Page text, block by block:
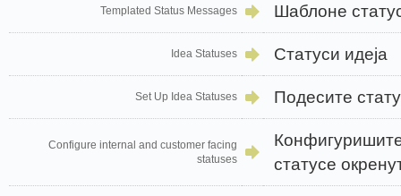
Templated Status Messages Шаблоне
Idea Statuses Статуси идеја
Set Up Idea Statuses Подесите
Configure internal and customer facing
statuses
статусе